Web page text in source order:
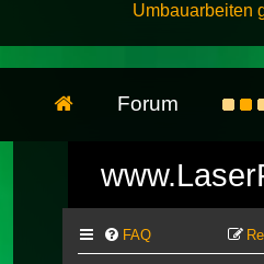
Umbauarbeiten
Forum
FAQ